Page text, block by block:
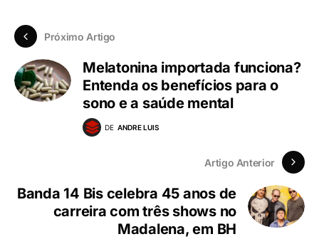
Próximo Artigo
Melatonina importada funciona?
Entenda os benefícios para o
sono e a saúde mental
DE ANDRE LUIS
Artigo Anterior
Banda 14 Bis celebra 45 anos de
carreira com três shows no
Madalena, em BH